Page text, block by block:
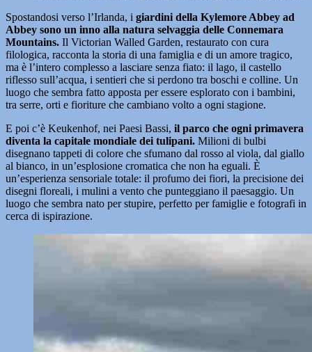
Spostandosi verso l’Irlanda, i giardini della Kylemore Abbey ad
Abbey sono un inno alla natura selvaggia delle Connemara
Mountains. Il Victorian Walled Garden, restaurato con cura
filologica, racconta la storia di una famiglia e di un amore tragico,
ma è l’intero complesso a lasciare senza fiato: il lago, il castello
riflesso sull’acqua, i sentieri che si perdono tra boschi e colline. Un
luogo che sembra fatto apposta per essere esplorato con i bambini,
tra serre, orti e fioriture che cambiano volto a ogni stagione.
E poi c’è Keukenhof, nei Paesi Bassi, il parco che ogni primavera
diventa la capitale mondiale dei tulipani. Milioni di bulbi
disegnano tappeti di colore che sfumano dal rosso al viola, dal giallo
al bianco, in un’esplosione cromatica che non ha eguali. È
un’esperienza sensoriale totale: il profumo dei fiori, la precisione dei
disegni floreali, i mulini a vento che punteggiano il paesaggio. Un
luogo che sembra nato per stupire, perfetto per famiglie e fotografi in
cerca di ispirazione.